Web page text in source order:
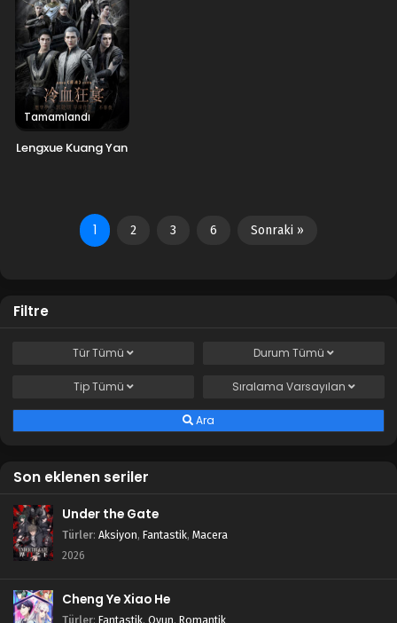
Tamamlandı
Lengxue Kuang Yan
1 2 3 6 Sonraki »
Filtre
TürTümü Durum Tümü
TipTümü Sıralama Varsayılan
Ara
Son eklenen seriler
Under the Gate
Türler: Aksiyon, Fantastik, Macera
2026
Cheng Ye Xiao He
Türler: Fantastik, Oyun, Romantik